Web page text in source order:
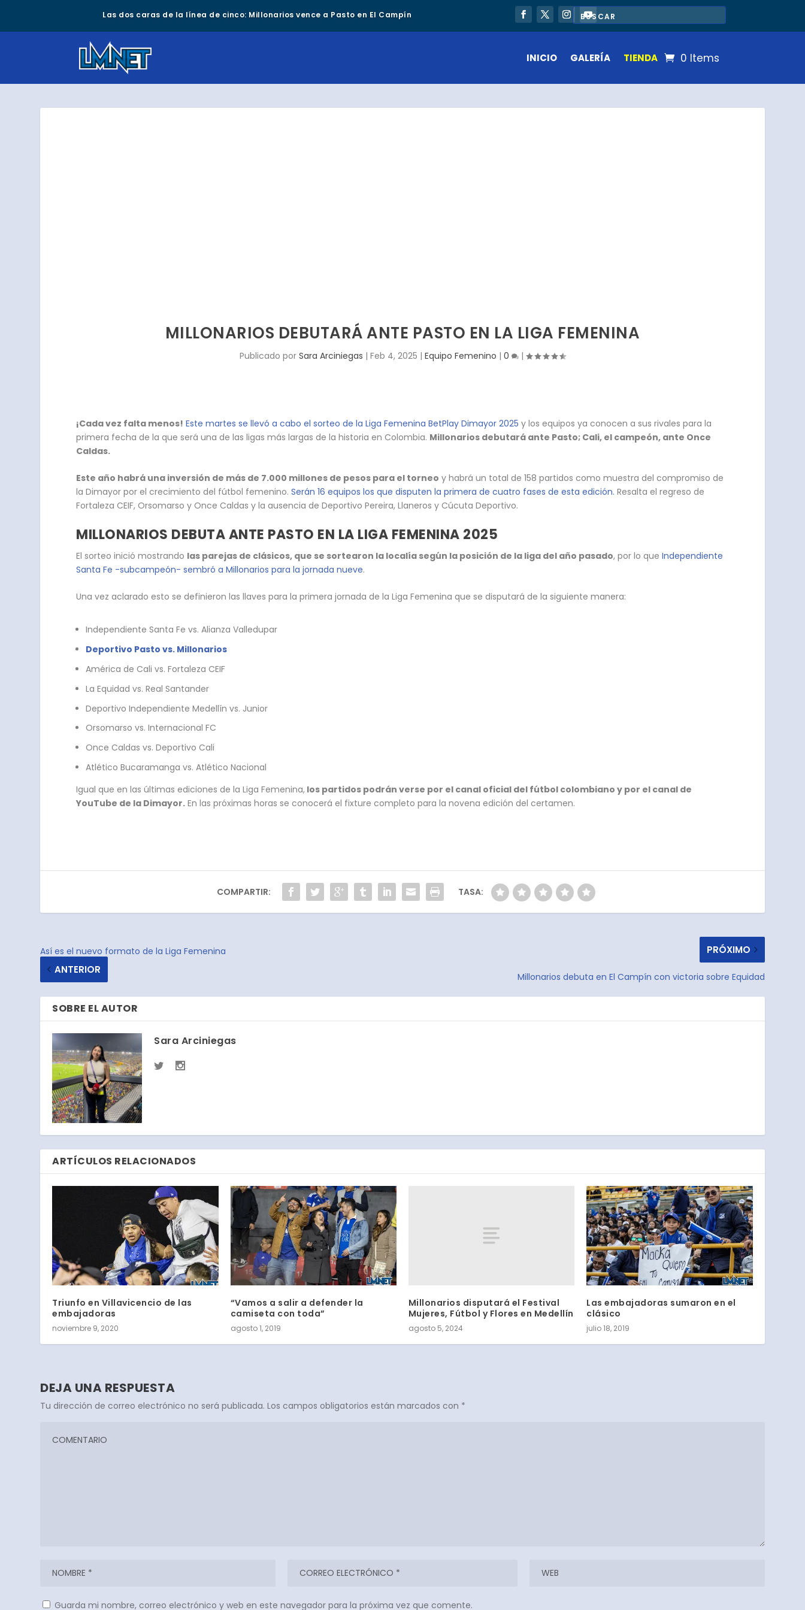
Las dos caras de la línea de cinco: Millonarios vence a Pasto en El Campín
INICIO GALERÍA TIENDA 0 Items
MILLONARIOS DEBUTARÁ ANTE PASTO EN LA LIGA FEMENINA
Publicado por Sara Arciniegas | Feb 4, 2025 | Equipo Femenino | 0 |
¡Cada vez falta menos! Este martes se llevó a cabo el sorteo de la Liga Femenina BetPlay Dimayor 2025 y los equipos ya conocen a sus rivales para la
primera fecha de la que será una de las ligas más largas de la historia en Colombia. Millonarios debutará ante Pasto; Cali, el campeón, ante Once
Caldas.
Este año habrá una inversión de más de 7.000 millones de pesos para el torneo y habrá un total de 158 partidos como muestra del compromiso de
la Dimayor por el crecimiento del fútbol femenino.Serán 16 equipos los que disputen la primera de cuatro fases de esta edición.Resalta el regreso de
Fortaleza CEIF, Orsomarso y Once Caldas y la ausencia de Deportivo Pereira, Llaneros y Cúcuta Deportivo.
MILLONARIOS DEBUTA ANTE PASTO EN LA LIGA FEMENINA 2025
El sorteo inició mostrando las parejas de clásicos, que se sortearon la localía según la posición de la liga del año pasado, por lo queIndependiente
Santa Fe -subcampeón- sembró a Millonarios para la jornada nueve.
Una vez aclarado esto se definieron las llaves para la primera jornada de la Liga Femenina que se disputará de la siguiente manera:
Independiente Santa Fe vs. Alianza Valledupar
Deportivo Pasto vs. Millonarios
América de Cali vs. Fortaleza CEIF
La Equidad vs. Real Santander
Deportivo Independiente Medellín vs. Junior
Orsomarso vs. Internacional FC
Once Caldas vs. Deportivo Cali
Atlético Bucaramanga vs. Atlético Nacional
Igual que en las últimas ediciones de la Liga Femenina, los partidos podrán verse por el canal oficial del fútbol colombiano y por el canal de
YouTube de la Dimayor. En las próximas horas se conocerá el fixture completo para la novena edición del certamen.
COMPARTIR: TASA:
Así es el nuevo formato de la Liga Femenina
ANTERIOR
PRÓXIMO
Millonarios debuta en El Campín con victoria sobre Equidad
SOBRE EL AUTOR
Sara Arciniegas
ARTÍCULOS RELACIONADOS
Triunfo en Villavicencio de las
embajadoras
noviembre 9, 2020
“Vamos a salir a defender la
camiseta con toda”
agosto 1, 2019
Millonarios disputará el Festival
Mujeres, Fútbol y Flores en Medellín
agosto 5, 2024
Las embajadoras sumaron en el
clásico
julio 18, 2019
DEJA UNA RESPUESTA
Tu dirección de correo electrónico no será publicada. Los campos obligatorios están marcados con *
Guarda mi nombre, correo electrónico y web en este navegador para la próxima vez que comente.